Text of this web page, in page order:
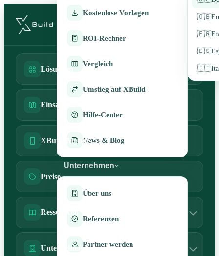
Kostenlose Vorlagen
ROI-Rechner
Vergleich
Umstieg auf XBuild
Hilfe-Center
News & Blog
Unternehmen
Über uns
Referenzen
Partner werden
🇬🇧
🇫🇷
🇪🇸
🇮🇹
Lösungen
Einsatzbereiche
XBuild Mobile
Preise
Ressourcen
Unternehmen